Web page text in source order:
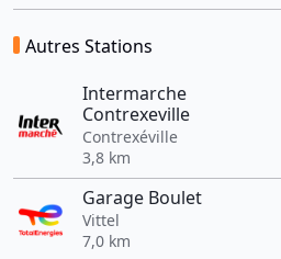
Autres Stations
Intermarche
Contrexeville
Contrexéville
3,8 km
Garage Boulet
Vittel
7,0 km